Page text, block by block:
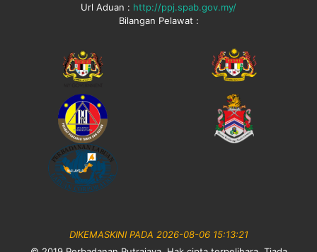
Url Aduan : http://ppj.spab.gov.my/
Bilangan Pelawat :
DIKEMASKINI PADA 2026-08-06 15:13:21